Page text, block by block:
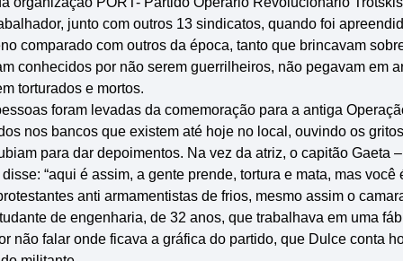
junto com outros 13 sindicatos, quando foi
comparado com outros da época, tanto que brincavam
conhecidos por não serem guerrilheiros, não pegavam em
torturados e mortos.
foram levadas da comemoração para a antiga
nos bancos que existem até hoje no local, ouvindo os
para dar depoimentos. Na vez da atriz, o capitão Gaeta
“aqui é assim, a gente prende, tortura e mata, mas você
anti armamentistas de frios, mesmo assim o
de engenharia, de 32 anos, que trabalhava em uma
não falar onde ficava a gráfica do partido, que Dulce conta